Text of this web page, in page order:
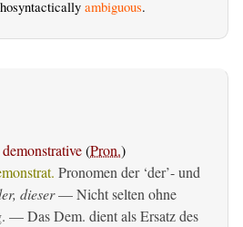
ambiguous.
(Pron.)
Pronomen der ‘der’- und
dieser— Nicht selten ohne
— Das Dem. dient als Ersatz des